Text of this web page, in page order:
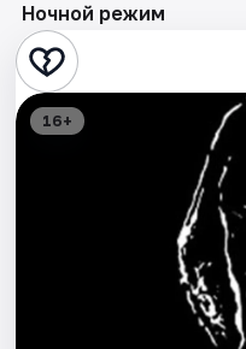
Театр
Стендап
Ночной режим
16+